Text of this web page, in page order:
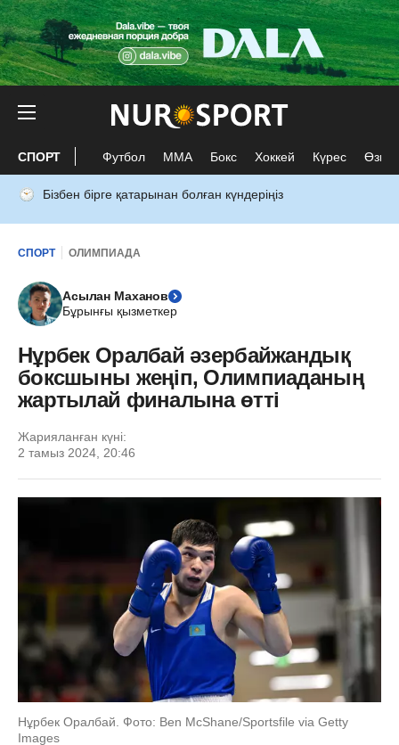
СПОРТ Футбол ММА Бокс Хоккей Күрес Өзге
Бізбен бірге қатарынан болған күндеріңіз
СПОРТ ОЛИМПИАДА
Асылан Маханов
Бұрынғы қызметкер
Нұрбек Оралбай әзербайжандық
боксшыны жеңіп, Олимпиаданың
жартылай финалына өтті
Жарияланған күні:
2 тамыз 2024, 20:46
Нұрбек Оралбай. Фото: Ben McShane/Sportsfile via Getty
Images